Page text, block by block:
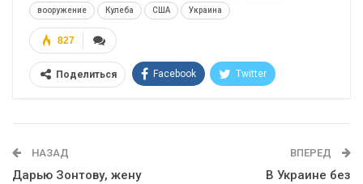
вооружение Кулеба США Украина
827
Поделиться Facebook Twitter
НАЗАД
Дарью Зонтову, жену
ВПЕРЕД
В Украине без